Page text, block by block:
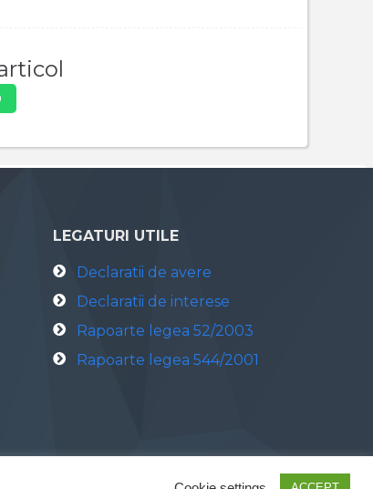
LEGATURI UTILE
Declaratii de avere
Declaratii de interese
Rapoarte legea 52/2003
Rapoarte legea 544/2001